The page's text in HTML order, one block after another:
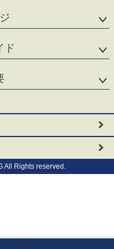
ド
All Rights reserved.